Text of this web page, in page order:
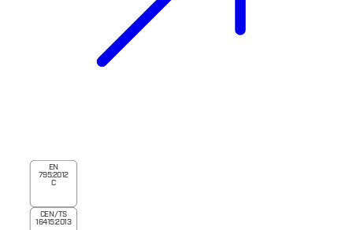
EN
795:2012
C
CEN/TS
16415:2013